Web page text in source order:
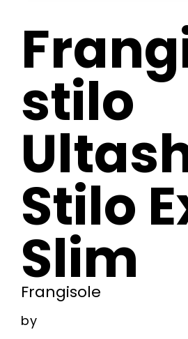
stilo
Stilo
Slim
Frangisole
by